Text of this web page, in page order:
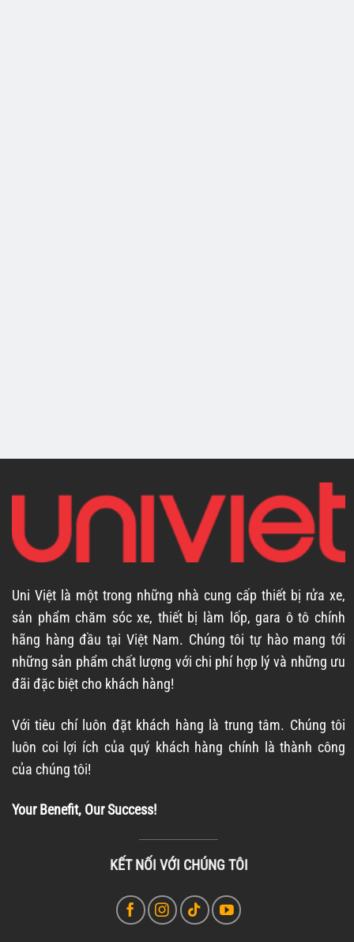
Uni Việt là một trong những nhà cung cấp thiết bị rửa xe,
sản phẩm chăm sóc xe, thiết bị làm lốp, gara ô tô chính
hãng hàng đầu tại Việt Nam. Chúng tôi tự hào mang tới
những sản phẩm chất lượng với chi phí hợp lý và những ưu
đãi đặc biệt cho khách hàng!
Với tiêu chí luôn đặt khách hàng là trung tâm. Chúng tôi
luôn coi lợi ích của quý khách hàng chính là thành công
của chúng tôi!
Your Benefit, Our Success!
KẾT NỐI VỚI CHÚNG TÔI